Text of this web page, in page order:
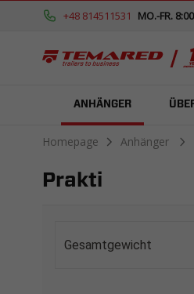
+48 814511531 MO.-FR.
ANHÄNGER
Homepage Anhänger
Prakti
Gesamtgewicht